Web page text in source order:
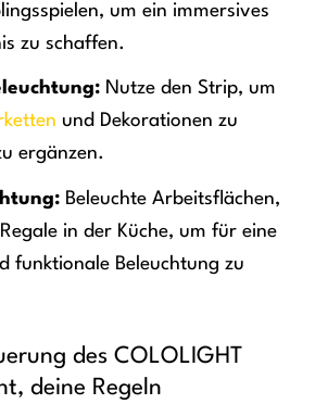
um ein immersives
zu schaffen.
Nutze den Strip, um
und Dekorationen zu
ergänzen.
Beleuchte Arbeitsflächen,
in der Küche, um für eine
funktionale Beleuchtung zu
des COLOLIGHT
deine Regeln